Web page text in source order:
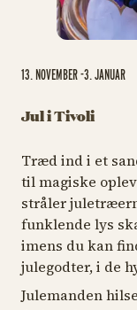
Jul i Tivoli
13. NOVEMBER -3. JANUAR
Træd ind i et
til magiske
stråler
funklende lys
imens du kan
julegodter, i de
Julemanden